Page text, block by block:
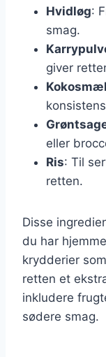
Hvidløg:
smag.
giver
eller
Ris: Til
retten.
Disse
du har
krydderier
retten et
inkludere
sødere smag.